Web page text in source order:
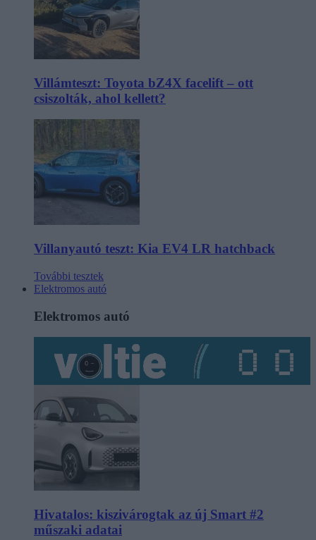
Villámteszt: Toyota bZ4X facelift – ott
csiszolták, ahol kellett?
Villanyautó teszt: Kia EV4 LR hatchback
További tesztek
Elektromos autó
Elektromos autó
Hivatalos: kiszivárogtak az új Smart #2
műszaki adatai